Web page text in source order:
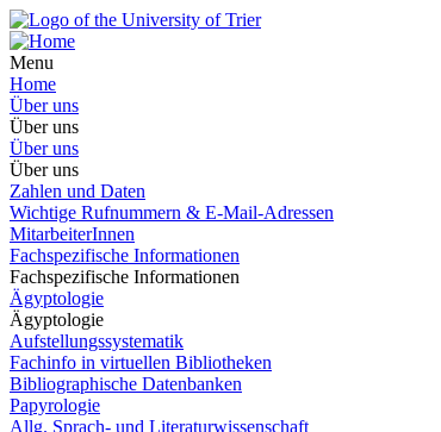
Menu
Home
Über uns
Über uns
Über uns
Über uns
Zahlen und Daten
Wichtige Rufnummern & E-Mail-Adressen
MitarbeiterInnen
Fachspezifische Informationen
Fachspezifische Informationen
Ägyptologie
Ägyptologie
Aufstellungssystematik
Fachinfo in virtuellen Bibliotheken
Bibliographische Datenbanken
Papyrologie
Allg. Sprach- und Literaturwissenschaft